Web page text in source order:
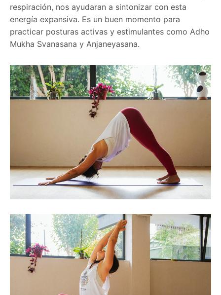
respiración, nos ayudaran a sintonizar con esta
energía expansiva. Es un buen momento para
practicar posturas activas y estimulantes como Adho
Mukha Svanasana y Anjaneyasana.